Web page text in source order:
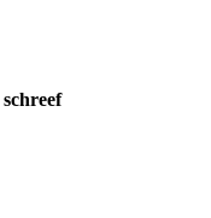
schreef